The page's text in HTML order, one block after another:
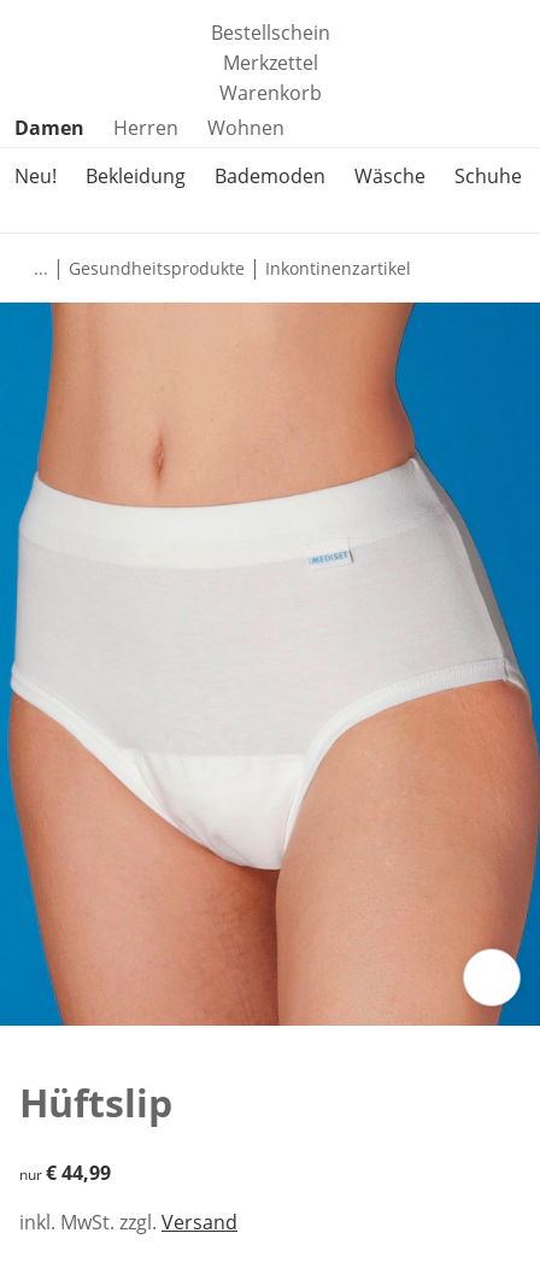
Bestellschein
Merkzettel
Warenkorb
Produktkategorien überspringen
Damen Herren
Wohnen
Neu!
Bekleidung Bademoden Wäsche Schuhe
... | Gesundheitsprodukte | Inkontinenzartikel
Hüftslip
€ 44,99
nur€ 44,99
inkl. MwSt. zzgl. Versand